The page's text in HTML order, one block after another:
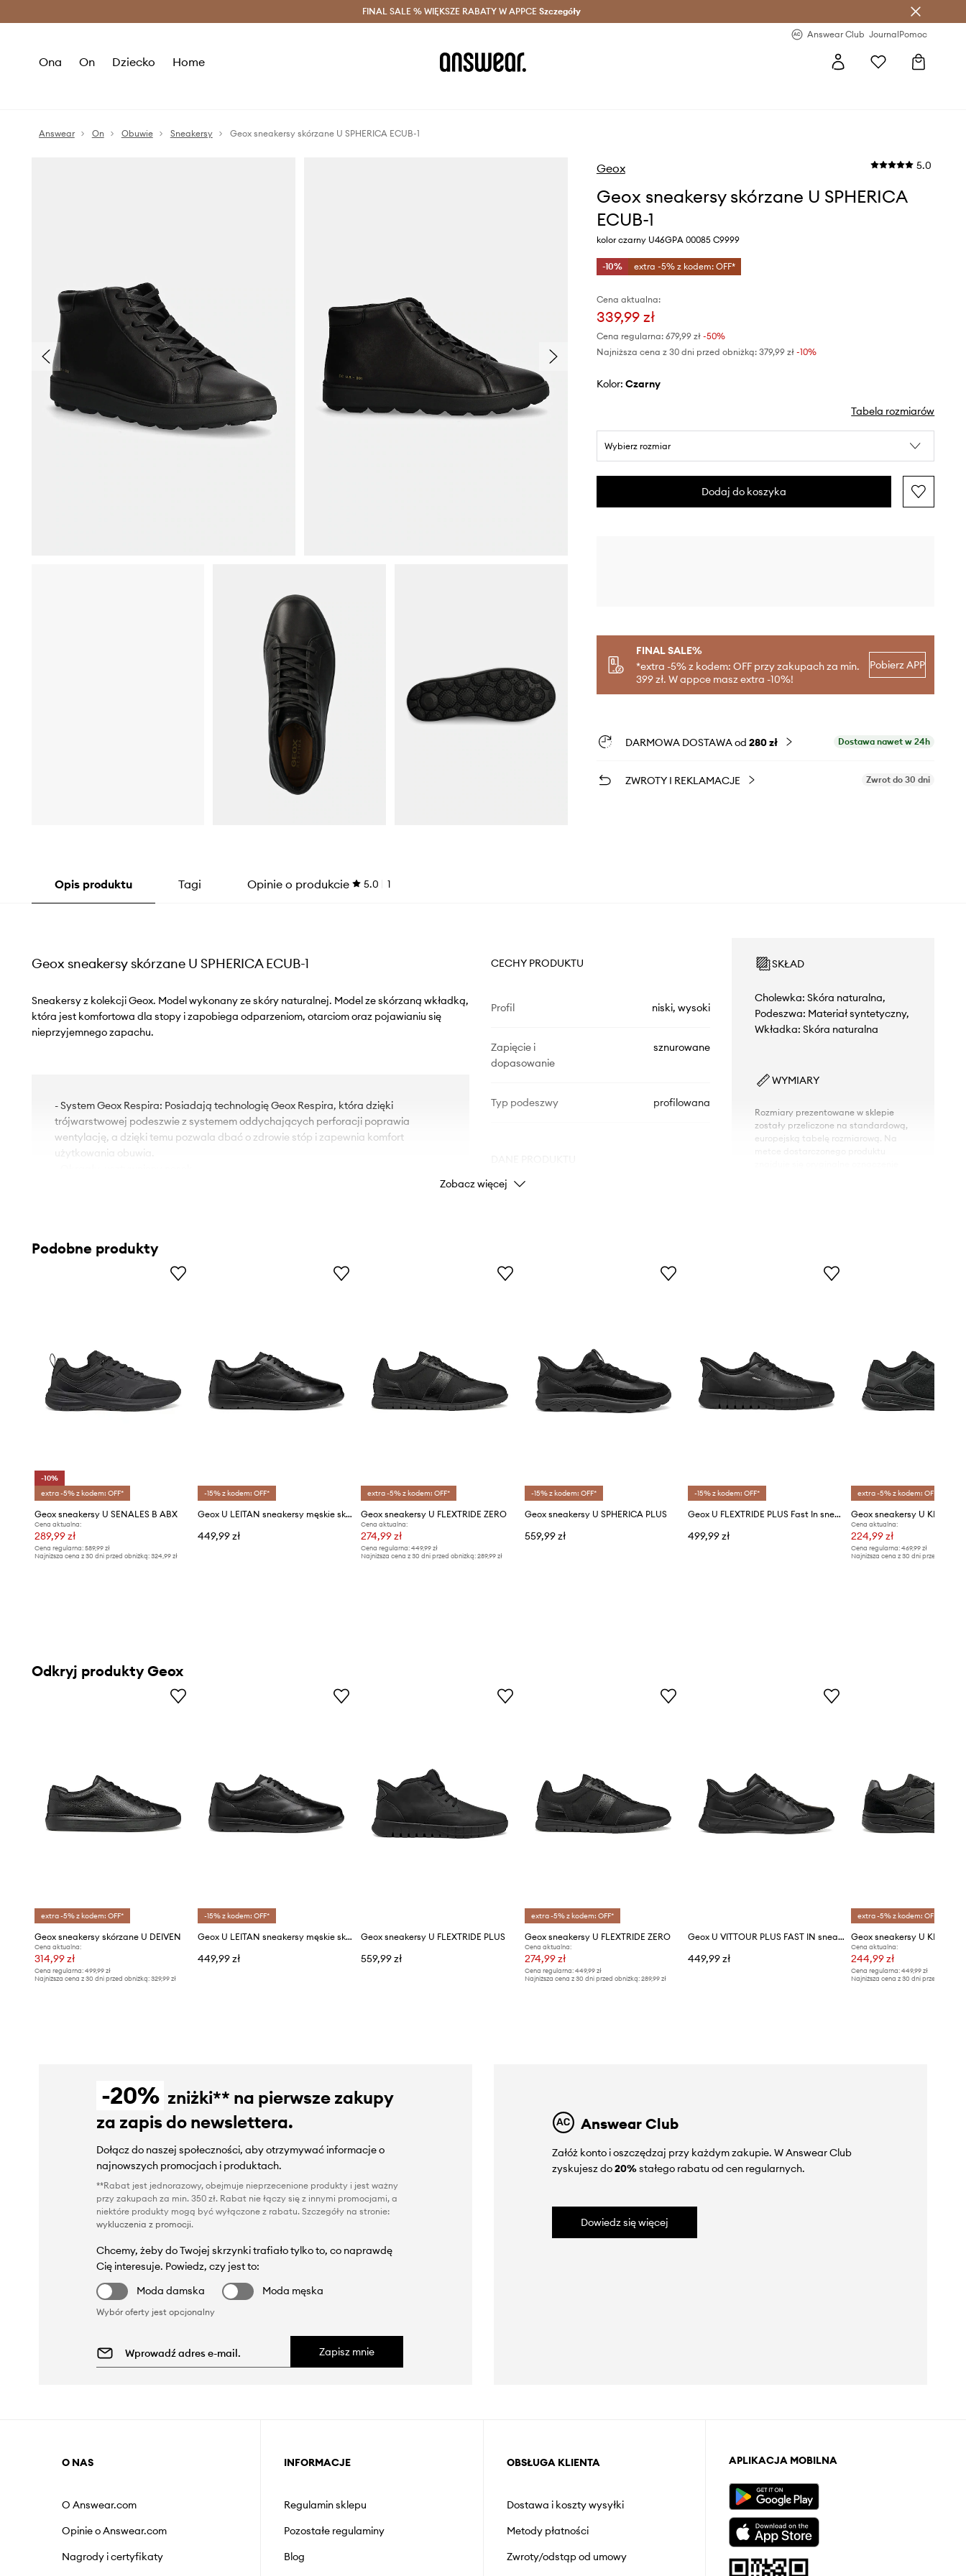
Oszczędzaj z Answear Club > Dostawa nawet w 24h >
FINAL SALE % WIĘKSZE RABATY W APPCE Szczegóły
Answear Club JournalPomoc
Ona On Dziecko Home
Answear On Obuwie Sneakersy Geox sneakersy skórzane U SPHERICA ECUB-1
Geox 5.0
Geox sneakersy skórzane U SPHERICA
ECUB-1
kolor czarny U46GPA 00085 C9999
-10% extra -5% z kodem: OFF*
Cena aktualna:
339,99 zł
Cena regularna: 679,99 zł-50%
Najniższa cena z 30 dni przed obniżką: 379,99 zł -10%
Kolor: czarny
Tabela rozmiarów
Wybierz rozmiar
Dodaj do koszyka
FINAL SALE%
*extra -5% z kodem: OFF przy zakupach za min.
399 zł. W appce masz extra -10%!
Pobierz APP
DARMOWA DOSTAWA od 280 zł Dostawa nawet w 24h
ZWROTY I REKLAMACJE Zwrot do 30 dni
Opis produktu Tagi Opinie o produkcie 5.0 1
Geox sneakersy skórzane U SPHERICA ECUB-1
Sneakersy z kolekcji Geox. Model wykonany ze skóry naturalnej. Model ze skórzaną wkładką,
która jest komfortowa dla stopy i zapobiega odparzeniom, otarciom oraz pojawianiu się
nieprzyjemnego zapachu.
- System Geox Respira: Posiadają technologię Geox Respira, która dzięki
trójwarstwowej podeszwie z systemem oddychających perforacji poprawia
wentylację, a dzięki temu pozwala dbać o zdrowie stóp i zapewnia komfort
użytkowania obuwia.
- Skórzana wkładka jest komfortowa dla stopy i zapobiega odparzeniom, otarciom
- Antypoślizgowa, żłobiona podeszwa zapewnia wysoką przyczepność do podłoża.
CECHY PRODUKTU
Profil niski, wysoki
Zapięcie i
dopasowanie
sznurowane
Typ podeszwy profilowana
Marka
ID Produktu
SKŁAD
Cholewka: Skóra naturalna,
Podeszwa: Materiał syntetyczny,
Wkładka: Skóra naturalna
WYMIARY
Rozmiary prezentowane w sklepie
zostały przeliczone na standardową,
europejską tabelę rozmiarową. Na
Zobacz więcej
Podobne produkty
-10%
extra -5% z kodem: OFF*
Geox sneakersy U SENALES B ABX
Cena aktualna:
289,99 zł
Cena regularna: 589,99 zł
Najniższa cena z 30 dni przed obniżką: 324,99 zł
-15% z kodem: OFF*
Geox U LEITAN sneakersy męskie skórzane
449,99 zł
extra -5% z kodem: OFF*
Geox sneakersy U FLEXTRIDE ZERO
Cena aktualna:
274,99 zł
Cena regularna: 449,99 zł
Najniższa cena z 30 dni przed obniżką: 289,99 zł
-15% z kodem: OFF*
Geox sneakersy U SPHERICA PLUS
559,99 zł
-15% z kodem: OFF*
Geox U FLEXTRIDE PLUS Fast In sneakersy męskie
499,99 zł
extra -5% z kodem: OFF*
Geox sneakersy U KLAIVER
Cena aktualna:
224,99 zł
Cena regularna: 469,99 zł
Najniższa cena z 30 dni przed obniżką:
Odkryj produkty Geox
extra -5% z kodem: OFF*
Geox sneakersy skórzane U DEIVEN
Cena aktualna:
314,99 zł
Cena regularna: 499,99 zł
Najniższa cena z 30 dni przed obniżką: 329,99 zł
-15% z kodem: OFF*
Geox U LEITAN sneakersy męskie skórzane
449,99 zł
Geox sneakersy U FLEXTRIDE PLUS
559,99 zł
extra -5% z kodem: OFF*
Geox sneakersy U FLEXTRIDE ZERO
Cena aktualna:
274,99 zł
Cena regularna: 449,99 zł
Najniższa cena z 30 dni przed obniżką: 289,99 zł
Geox U VITTOUR PLUS FAST IN sneakersy męskie
449,99 zł
extra -5% z kodem: OFF*
Geox sneakersy U KLAIVER
Cena aktualna:
244,99 zł
Cena regularna: 449,99 zł
Najniższa cena z 30 dni przed obniżką:
-20% zniżki** na pierwsze zakupy
za zapis do newslettera.
Dołącz do naszej społeczności, aby otrzymywać informacje o
najnowszych promocjach i produktach.
**Rabat jest jednorazowy, obejmuje nieprzecenione produkty i jest ważny
przy zakupach za min. 350 zł. Rabat nie łączy się z innymi promocjami, a
niektóre produkty mogą być wyłączone z rabatu. Szczegóły na stronie:
wykluczenia z promocji.
Chcemy, żeby do Twojej skrzynki trafiało tylko to, co naprawdę
Cię interesuje. Powiedz, czy jest to:
Moda damska
Moda męska
Wybór oferty jest opcjonalny
Zapisz mnie
Answear Club
Załóż konto i oszczędzaj przy każdym zakupie. W Answear Club
zyskujesz do20%stałego rabatu od cen regularnych.
Dowiedz się więcej
O NAS
O Answear.com
Opinie o Answear.com
Nagrody i certyfikaty
INFORMACJE
Regulamin sklepu
Pozostałe regulaminy
Blog
OBSŁUGA KLIENTA
Dostawa i koszty wysyłki
Metody płatności
Zwroty/odstąp od umowy
APLIKACJA MOBILNA